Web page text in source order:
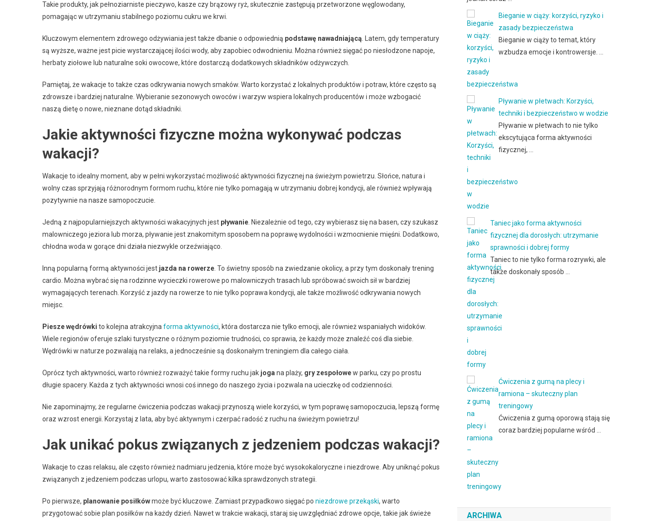
Takie produkty, jak pełnoziarniste pieczywo, kasze czy brązowy ryż, skutecznie zastępują przetworzone węglowodany,
pomagając w utrzymaniu stabilnego poziomu cukru we krwi.
Kluczowym elementem zdrowego odżywiania jest także dbanie o odpowiednią podstawę nawadniającą. Latem, gdy temperatury
są wyższe, ważne jest picie wystarczającej ilości wody, aby zapobiec odwodnieniu. Można również sięgać po niesłodzone napoje,
herbaty ziołowe lub naturalne soki owocowe, które dostarczą dodatkowych składników odżywczych.
Pamiętaj, że wakacje to także czas odkrywania nowych smaków. Warto korzystać z lokalnych produktów i potraw, które często są
zdrowsze i bardziej naturalne. Wybieranie sezonowych owoców i warzyw wspiera lokalnych producentów i może wzbogacić
naszą dietę o nowe, nieznane dotąd składniki.
Jakie aktywności fizyczne można wykonywać podczas
wakacji?
Wakacje to idealny moment, aby w pełni wykorzystać możliwość aktywności fizycznej na świeżym powietrzu. Słońce, natura i
wolny czas sprzyjają różnorodnym formom ruchu, które nie tylko pomagają w utrzymaniu dobrej kondycji, ale również wpływają
pozytywnie na nasze samopoczucie.
Jedną z najpopularniejszych aktywności wakacyjnych jest pływanie. Niezależnie od tego, czy wybierasz się na basen, czy szukasz
malowniczego jeziora lub morza, pływanie jest znakomitym sposobem na poprawę wydolności i wzmocnienie mięśni. Dodatkowo,
chłodna woda w gorące dni działa niezwykle orzeźwiająco.
Inną popularną formą aktywności jest jazda na rowerze. To świetny sposób na zwiedzanie okolicy, a przy tym doskonały trening
cardio. Można wybrać się na rodzinne wycieczki rowerowe po malowniczych trasach lub spróbować swoich sił w bardziej
wymagających terenach. Korzyść z jazdy na rowerze to nie tylko poprawa kondycji, ale także możliwość odkrywania nowych
miejsc.
Piesze wędrówki to kolejna atrakcyjnaforma aktywności, która dostarcza nie tylko emocji, ale również wspaniałych widoków.
Wiele regionów oferuje szlaki turystyczne o różnym poziomie trudności, co sprawia, że każdy może znaleźć coś dla siebie.
Wędrówki w naturze pozwalają na relaks, a jednocześnie są doskonałym treningiem dla całego ciała.
Oprócz tych aktywności, warto również rozważyć takie formy ruchu jak jogana plaży, gry zespołowew parku, czy po prostu
długie spacery. Każda z tych aktywności wnosi coś innego do naszego życia i pozwala na ucieczkę od codzienności.
Nie zapominajmy, że regularne ćwiczenia podczas wakacji przynoszą wiele korzyści, w tym poprawę samopoczucia, lepszą formę
oraz wzrost energii. Korzystaj z lata, aby być aktywnym i czerpać radość z ruchu na świeżym powietrzu!
Jak unikać pokus związanych z jedzeniem podczas wakacji?
Wakacje to czas relaksu, ale często również nadmiaru jedzenia, które może być wysokokaloryczne i niezdrowe. Aby uniknąć pokus
związanych z jedzeniem podczas urlopu, warto zastosować kilka sprawdzonych strategii.
Po pierwsze, planowanie posiłkówmoże być kluczowe. Zamiast przypadkowo sięgać po niezdrowe przekąski, warto
przygotować sobie plan posiłków na każdy dzień. Nawet w trakcie wakacji, staraj się uwzględniać zdrowe opcje, takie jak świeże
Bieganie w ciąży: korzyści, ryzyko i
zasady bezpieczeństwa
Bieganie w ciąży to temat, który
wzbudza emocje i kontrowersje. …
Pływanie w płetwach: Korzyści,
techniki i bezpieczeństwo w wodzie
Pływanie w płetwach to nie tylko
ekscytująca forma aktywności
fizycznej, …
Taniec jako forma aktywności
fizycznej dla dorosłych: utrzymanie
sprawności i dobrej formy
Taniec to nie tylko forma rozrywki, ale
także doskonały sposób …
Ćwiczenia z gumą na plecy i
ramiona – skuteczny plan
treningowy
Ćwiczenia z gumą oporową stają się
coraz bardziej popularne wśród …
ARCHIWA